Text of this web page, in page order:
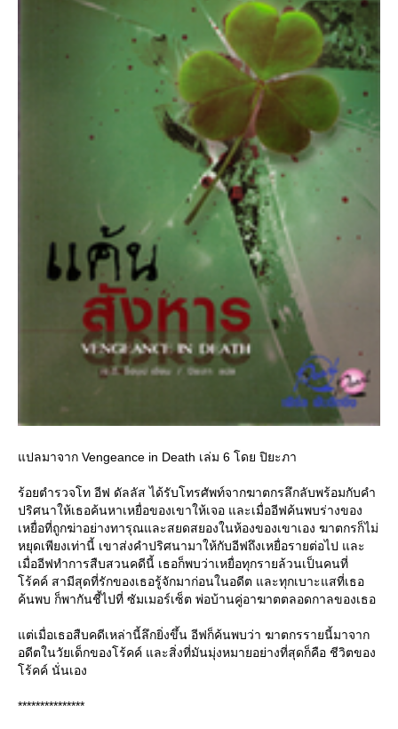
ปลมาจาก Vengeance in Death เล่ม 6 โดย ปิยะภา
ร้อยตำรวจโท อีฟ ดัลลัส ได้รับโทรศัพท์จากฆาตกรลึกลับพร้อมกับคำ
ปริศนาให้เธอค้นหาเหยื่อของเขาให้เจอ และเมื่ออีฟค้นพบร่างของ
เหยื่อที่ถูกฆ่าอย่างทารุณและสยดสยองในห้องของเขาเอง ฆาตกรก็ไม่
หยุดเพียงเท่านี้ เขาส่งคำปริศนามาให้กับอีฟถึงเหยื่อรายต่อไป และ
เมื่ออีฟทำการสืบสวนคดีนี้ เธอก็พบว่าเหยื่อทุกรายล้วนเป็นคนที่
ร้คค์ สามีสุดที่รักของเธอรู้จักมาก่อนในอดีต และทุกเบาะแสที่เธอ
ค้นพบ ก็พากันชี้ไปที่ ซัมเมอร์เซ็ต พ่อบ้านคู่อาฆาตตลอดกาลของเธอ
ต่เมื่อเธอสืบคดีเหล่านี้ลึกยิ่งขึ้น อีฟก็ค้นพบว่า ฆาตกรรายนี้มาจาก
อดีตในวัยเด็กของโร้คค์ และสิ่งที่มันมุ่งหมายอย่างที่สุดก็คือ ชีวิตของ
ร้คค์ นั่นเอง
***************